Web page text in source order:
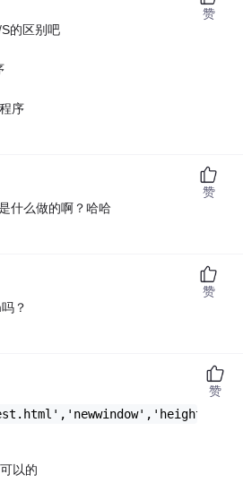
的区别吧
序
赞
什么做的啊？哈哈
赞
？
赞
以的
赞